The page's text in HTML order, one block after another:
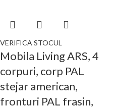
VERIFICA STOCUL
Mobila Living ARS, 4
corpuri, corp PAL
stejar american,
fronturi PAL frasin,